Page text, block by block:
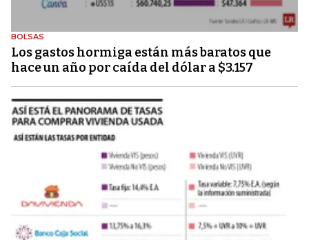
BOLSAS
Los gastos hormiga están más baratos que
hace un año por caída del dólar a $3.157